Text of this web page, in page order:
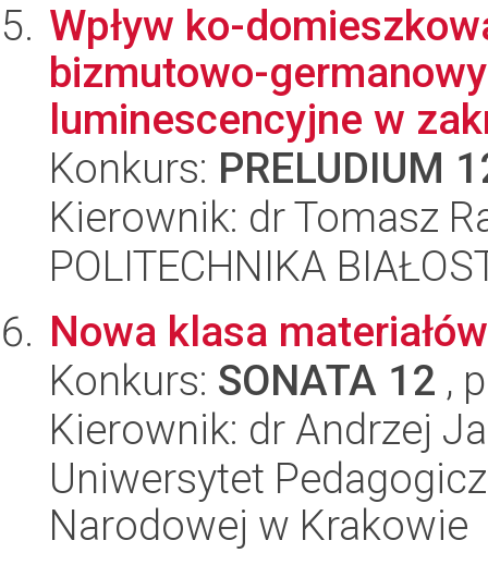
Wpływ ko-
bizmutowo-
luminescencyjne w
Konkurs: PRELUDIUM
Kierownik: dr Tomasz
POLITECHNIKA
Nowa klasa
Konkurs: SONATA 12 ,
Kierownik: dr Andrzej
Uniwersytet
Narodowej w Krakowie